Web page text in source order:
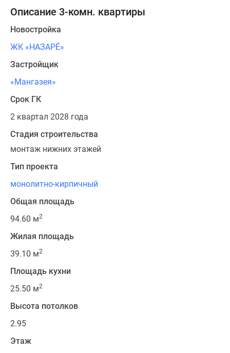
Описание 3-комн. квартиры
Новостройка
ЖК «НАЗАРÉ»
Застройщик
«Мангазея»
Срок ГК
2 квартал 2028 года
Стадия строительства
монтаж нижних этажей
Тип проекта
монолитно-кирпичный
Общая площадь
94.60 м2
Жилая площадь
39.10 м2
Площадь кухни
25.50 м2
Высота потолков
2.95
Этаж